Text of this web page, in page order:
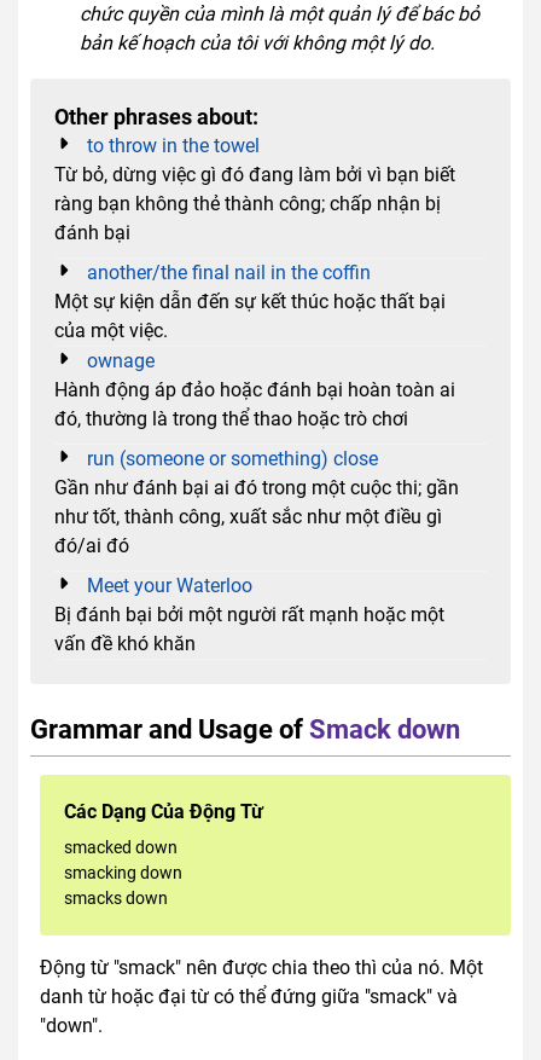
chức quyền của mình là một quản lý để bác bỏ
bản kế hoạch của tôi với không một lý do.
Other phrases about:
to throw in the towel
Từ bỏ, dừng việc gì đó đang làm bởi vì bạn biết
ràng bạn không thẻ thành công; chấp nhận bị
đánh bại
another/the final nail in the coffin
Một sự kiện dẫn đến sự kết thúc hoặc thất bại
của một việc.
ownage
Hành động áp đảo hoặc đánh bại hoàn toàn ai
đó, thường là trong thể thao hoặc trò chơi
run (someone or something) close
Gần như đánh bại ai đó trong một cuộc thi; gần
như tốt, thành công, xuất sắc như một điều gì
đó/ai đó
Meet your Waterloo
Bị đánh bại bởi một người rất mạnh hoặc một
vấn đề khó khăn
Grammar and Usage ofSmack down
Các Dạng Của Động Từ
smacked down
smacking down
smacks down
Động từ "smack" nên được chia theo thì của nó. Một
danh từ hoặc đại từ có thể đứng giữa "smack" và
"down".